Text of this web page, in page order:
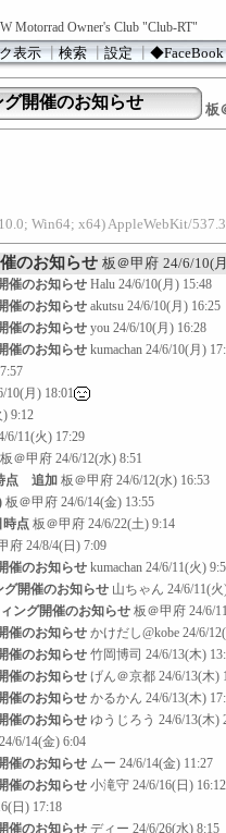
Motorrad Owner's Club "Club-RT"
表示┃検索┃設定┃◆FaceBook
開催のお知らせ 板
Win64; x64) AppleWebKit/
のお知らせ 板＠甲府 24/6/10(
催のお知らせ Halu 24/6/10(月) 15:48
催のお知らせ akutsu 24/6/10(月) 16:25
催のお知らせ you 24/6/10(月) 16:28
催のお知らせ kumachan 24/6/10(月)
10(月) 18:01
) 9:12
6/11(火) 17:29
板＠甲府 24/6/12(水) 8:51
点 追加 板＠甲府 24/6/12(水) 16:53
板＠甲府 24/6/14(金) 13:55
点 板＠甲府 24/6/22(土) 9:14
府 24/8/4(日) 7:09
催のお知らせ kumachan 24/6/11(火)
開催のお知らせ 山ちゃん 24/6/11(
ング開催のお知らせ 板＠甲府 24/6/
催のお知らせ かけだし@kobe 24/6/
催のお知らせ 竹岡博司 24/6/13(木)
催のお知らせ げん＠京都 24/6/13(木)
催のお知らせ かるかん 24/6/13(木)
催のお知らせ ゆうじろう 24/6/13(木)
24/6/14(金) 6:04
催のお知らせ ムー 24/6/14(金) 11:27
催のお知らせ 小滝守 24/6/16(日) 16:12
日) 17:18
催のお知らせ ディー 24/6/26(水) 8:15